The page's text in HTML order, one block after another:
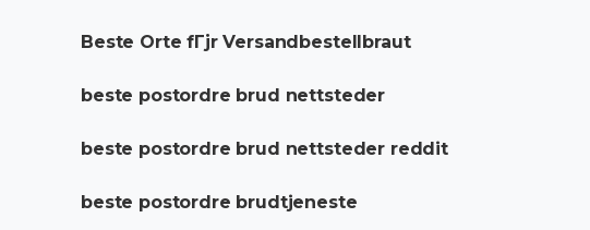
Beste Orte fГјr Versandbestellbraut
beste postordre brud nettsteder
beste postordre brud nettsteder reddit
beste postordre brudtjeneste